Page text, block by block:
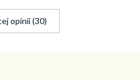
opinii (30)